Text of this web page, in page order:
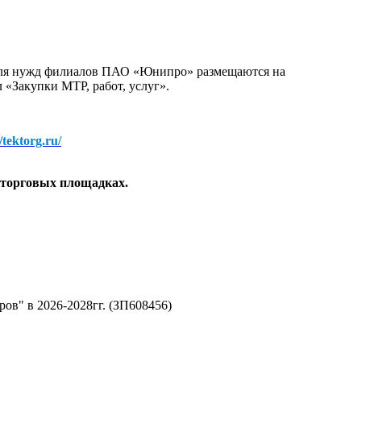
нужд филиалов ПАО «Юнипро» размещаются на
«Закупки МТР, работ, услуг».
tektorg.ru/
площадках.
в 2026-2028гг. (ЗП608456)